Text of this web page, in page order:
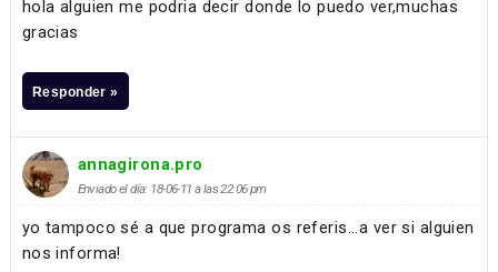
hola alguien me podria decir donde lo puedo ver,muchas
gracias
Responder »
annagirona.pro
Enviado el día: 18-06-11 a las 22:06 pm
yo tampoco sé a que programa os referis...a ver si alguien
nos informa!